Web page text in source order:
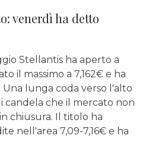
venerdì ha detto
Stellantis ha aperto a
il massimo a 7,162€ e ha
Una lunga coda verso l'alto
candela che il mercato non
chiusura. Il titolo ha
nell'area 7,09-7,16€ e ha